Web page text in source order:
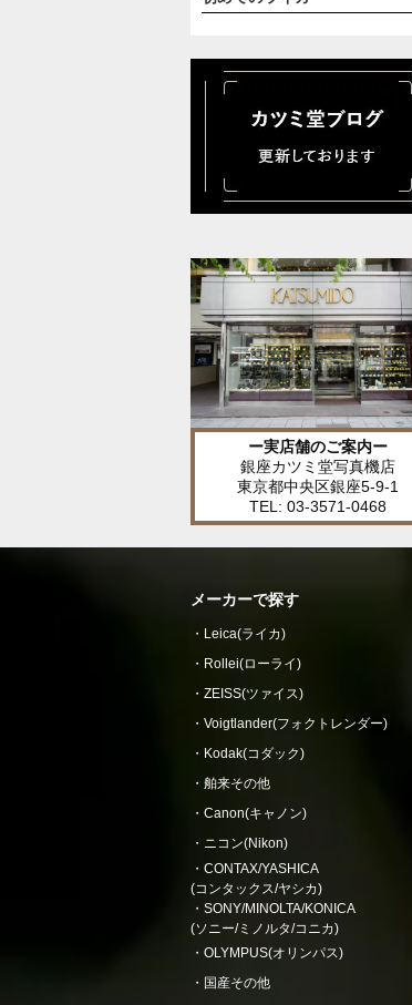
ー実店舗のご案内ー
銀座カツミ堂写真機店
東京都中央区銀座5-9-1
TEL: 03-3571-0468
メーカーで探す
Leica(ライカ)
Rollei(ローライ)
ZEISS(ツァイス)
Voigtlander(フォクトレンダー)
Kodak(コダック)
舶来その他
Canon(キャノン)
ニコン(Nikon)
CONTAX/YASHICA
(コンタックス/ヤシカ)
SONY/MINOLTA/KONICA
(ソニー/ミノルタ/コニカ)
OLYMPUS(オリンパス)
国産その他